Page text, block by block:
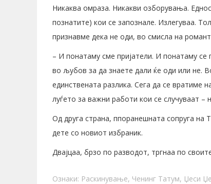
Никаква омраза. Никакви озборувања.
познатите) кои се запознале. Излегуваа.
признавме дека не оди, во смисла на
– И понатаму сме пријатели. И понатаму
во љубов за да знаете дали ќе оди или не.
единствената разлика. Сега да се вратиме
луѓето за важни работи кои се случуваат –
Од друга страна, ппоранешната сопруга на
дете со новиот избраник.
Двајцаа, брзо по разводот, тргнаа по
Ознаки: Раскинување, Ченинг Татум, Џеси